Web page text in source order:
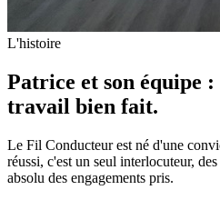
L'histoire
Patrice et son équipe :
travail bien fait.
Le Fil Conducteur est né d'une
réussi, c'est un seul interlocuteur,
absolu des engagements pris.